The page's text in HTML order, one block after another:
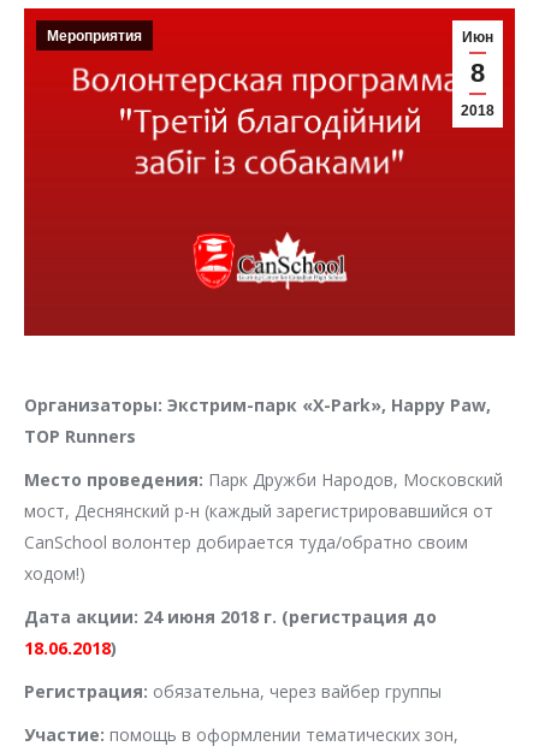
Июн
8
2018
Мероприятия
Организаторы: Экстрим-парк «X-Park», Happy Paw,
TOP Runners
Место проведения: Парк Дружби Народов, Московский
мост, Деснянский р-н (каждый зарегистрировавшийся от
CanSchool волонтер добирается туда/обратно своим
ходом!)
Дата акции: 24 июня 2018 г. (регистрация до
18.06.2018)
Регистрация: обязательна, через вайбер группы
Участие: помощь в оформлении тематических зон,